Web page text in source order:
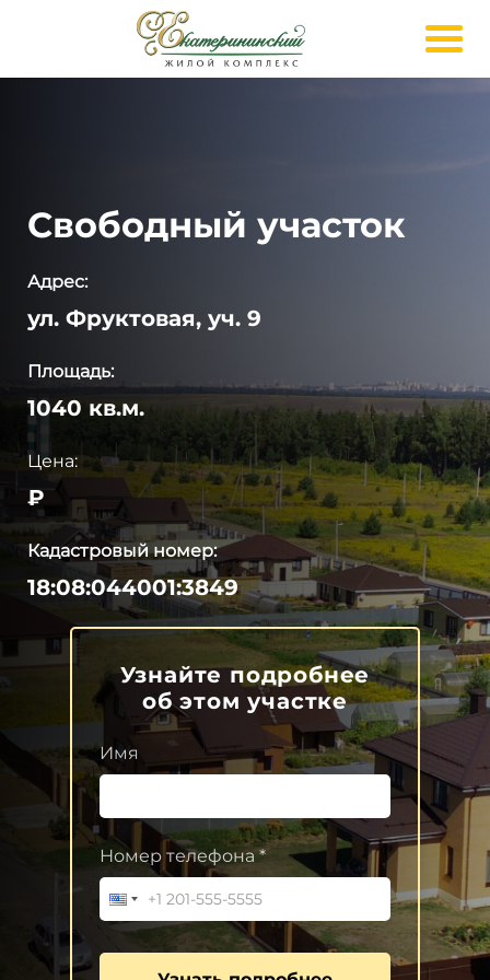
Свободный участок
Адрес:
ул. Фруктовая, уч. 9
Площадь:
1040 кв.м.
Цена:
₽
Кадастровый номер:
18:08:044001:3849
Узнайте подробнее
об этом участке
Имя
Номер телефона *